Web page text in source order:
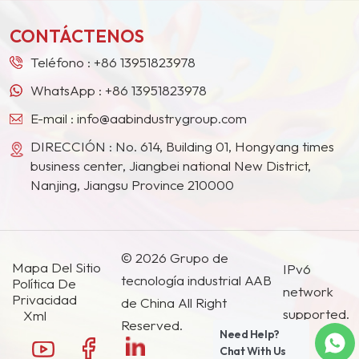
CONTÁCTENOS
Teléfono : +86 13951823978
WhatsApp : +86 13951823978
E-mail : info@aabindustrygroup.com
DIRECCIÓN : No. 614, Building 01, Hongyang times
business center, Jiangbei national New District,
Nanjing, Jiangsu Province 210000
Mapa Del Sitio
Política De
Privacidad
Xml
© 2026 Grupo de
tecnología industrial AAB
de China All Right
Reserved.
IPv6
network
supported.
Need Help?
Chat With Us